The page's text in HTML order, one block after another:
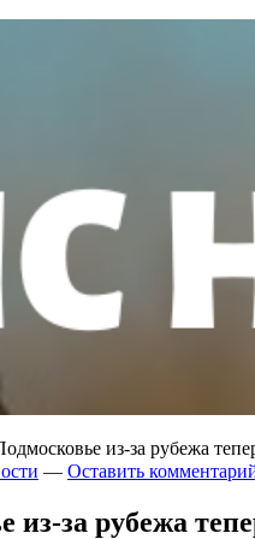
из‑за рубежа
— Оставить
рубежа